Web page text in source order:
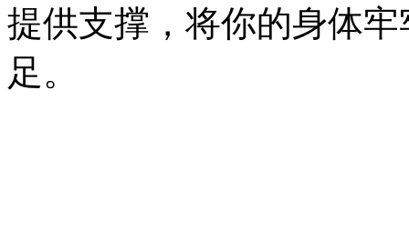
提供支撑，将你的身体
足。